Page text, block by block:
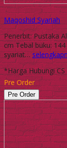
Maqoshid Syariah
Penerbit: Pustaka
cm Tebal buku:
syariat…
*Harga Hubungi CS
Pre Order
Pre Order